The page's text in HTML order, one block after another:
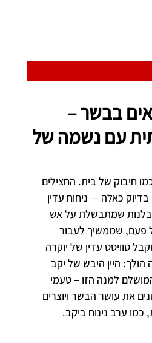
בבשר –
עם נשמה של
חיבוק של בית. החצילים
כאלה — ניחוח עדין
שמתבשלת על אש
פעם, שממשיך לעבור
טוויסט עדין של יוקרה
הולך: היין היבש של יקב
למנה הזו – טעמי
את עושר הבשר ויוצרים
כמו ערב נינוח ביקב.